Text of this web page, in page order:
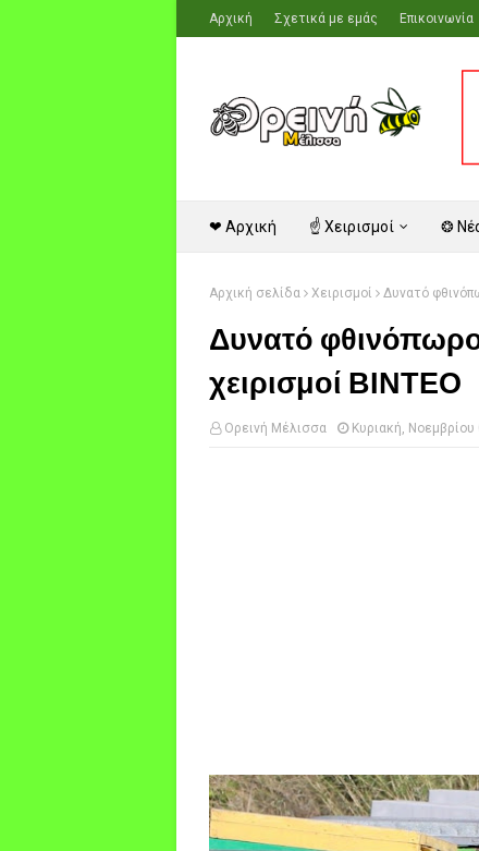
Αρχική Σχετικά με εμάς Επικοινωνία
❤ Αρχική ☝ Χειρισμοί ❂
Αρχική σελίδα Χειρισμοί Δυνατό
Δυνατό φθινόπωρο
χειρισμοί ΒΙΝΤΕΟ
Ορεινή Μέλισσα Κυριακή,